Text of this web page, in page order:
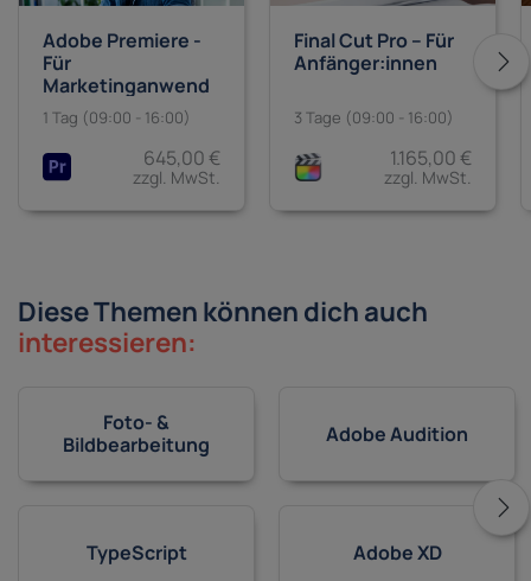
Adobe Premiere -
Für
Marketinganwend
er:innen
1 Tag (09:00 - 16:00)
645,00 €
zzgl. MwSt.
Final Cut Pro – Für
Anfänger:innen
3 Tage (09:00 - 16:00)
1.165,00 €
zzgl. MwSt.
Diese Themen können dich auch
interessieren:
Foto- &
Bildbearbeitung
TypeScript
Adobe Audition
Adobe XD